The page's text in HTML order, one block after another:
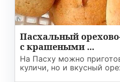
Пасхальный
с крашеными ...
На Пасху можно
куличи, но и вкусный